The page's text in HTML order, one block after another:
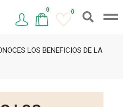
0 0
LOS BENEFICIOS DE LA